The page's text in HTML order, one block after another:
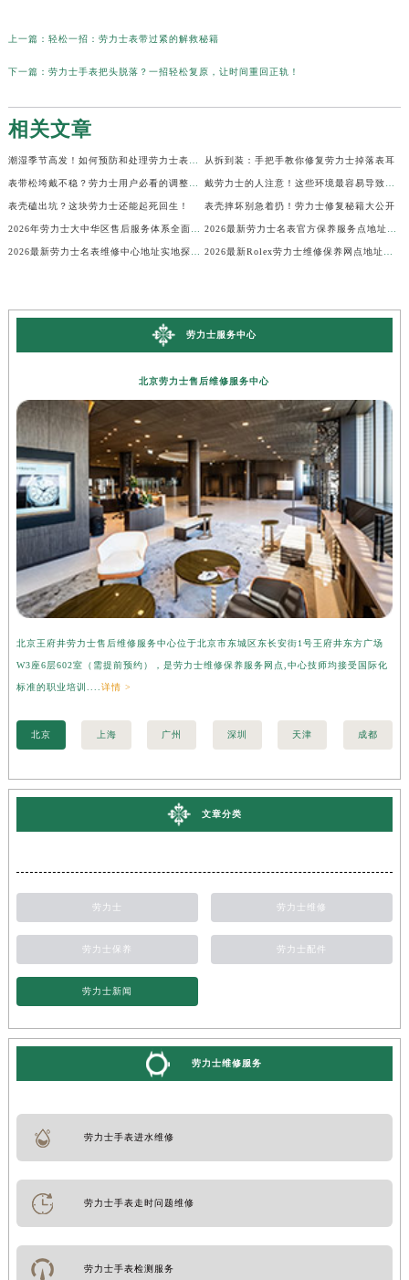
上一篇： 轻松一招：劳力士表带过紧的解救秘籍
下一篇： 劳力士手表把头脱落？一招轻松复原，让时间重回正轨！
相关文章
潮湿季节高发！如何预防和处理劳力士表盘生锈？ 从拆到装：手把手教你修复劳力士掉落表耳
表带松垮戴不稳？劳力士用户必看的调整秘籍！ 戴劳力士的人注意！这些环境最容易导致生锈
表壳磕出坑？这块劳力士还能起死回生！ 表壳摔坏别急着扔！劳力士修复秘籍大公开
2026年劳力士大中华区售后服务体系全面升级公告（最新电话及地址） 2026最新劳力士名表官方保养服务点地址实地探访报告
2026最新劳力士名表维修中心地址实地探访报告 2026最新Rolex劳力士维修保养网点地址考察报告
劳力士服务中心
北京劳力士售后维修服务中心
北京王府井劳力士售后维修服务中心位于北京市东城区东长安街1号王府井东方广场
W3座6层602室（需提前预约），是劳力士维修保养服务网点,中心技师均接受国际化
标准的职业培训....详情 >
北京 上海 广州 深圳 天津 成都
文章分类
劳力士 劳力士维修
劳力士保养 劳力士配件
劳力士新闻
劳力士维修服务
劳力士手表进水维修
劳力士手表走时问题维修
劳力士手表检测服务